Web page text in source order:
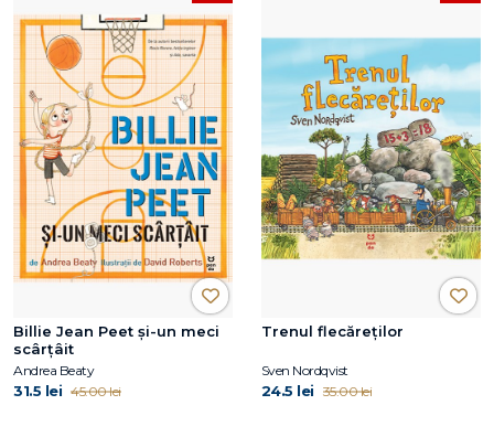
Billie Jean Peet și-un meci
scârțâit
Andrea Beaty
31.5 lei 45.00 lei
Trenul flecăreților
Sven Nordqvist
24.5 lei 35.00 lei